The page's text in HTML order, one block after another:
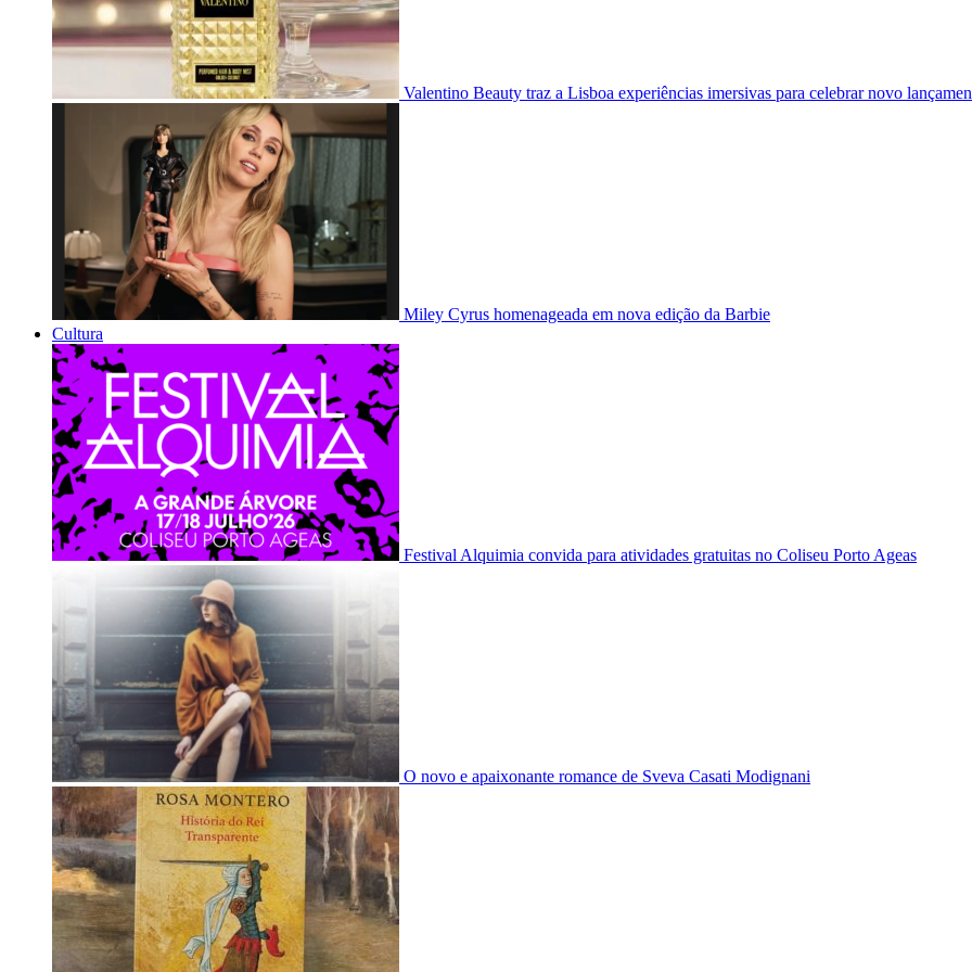
Valentino Beauty traz a Lisboa experiências imersivas para celebrar novo
Miley Cyrus homenageada em nova edição da Barbie
Cultura
Festival Alquimia convida para atividades gratuitas no Coliseu Porto Ageas
O novo e apaixonante romance de Sveva Casati Modignani